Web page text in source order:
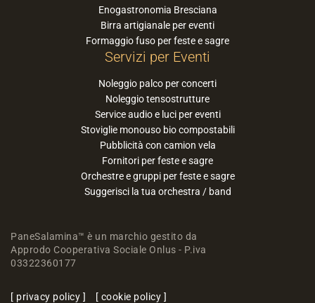
Enogastronomia Bresciana
Birra artigianale per eventi
Formaggio fuso per feste e sagre
Servizi per Eventi
Noleggio palco per concerti
Noleggio tensostrutture
Service audio e luci per eventi
Stoviglie monouso bio compostabili
Pubblicità con camion vela
Fornitori per feste e sagre
Orchestre e gruppi per feste e sagre
Suggerisci la tua orchestra / band
PaneSalamina™ è un marchio gestito da
Approdo Cooperativa Sociale Onlus - P.iva
03322360177
privacy policy
cookie policy